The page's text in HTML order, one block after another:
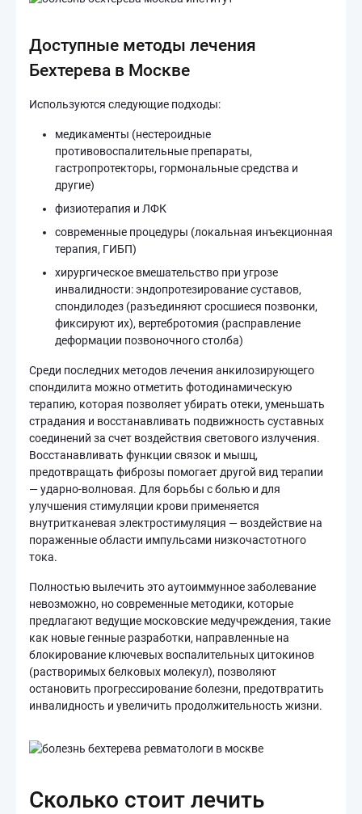
Доступные методы лечения
Бехтерева в Москве
Используются следующие подходы:
медикаменты (нестероидные
противовоспалительные препараты,
гастропротекторы, гормональные средства и
другие)
физиотерапия и ЛФК
современные процедуры (локальная инъекционная
терапия, ГИБП)
хирургическое вмешательство при угрозе
инвалидности: эндопротезирование суставов,
спондилодез (разъединяют сросшиеся позвонки,
фиксируют их), вертебротомия (расправление
деформации позвоночного столба)
Среди последних методов лечения анкилозирующего
спондилита можно отметить фотодинамическую
терапию, которая позволяет убирать отеки, уменьшать
страдания и восстанавливать подвижность суставных
соединений за счет воздействия светового излучения.
Восстанавливать функции связок и мышц,
предотвращать фиброзы помогает другой вид терапии
— ударно-волновая. Для борьбы с болью и для
улучшения стимуляции крови применяется
внутритканевая электростимуляция — воздействие на
пораженные области импульсами низкочастотного
тока.
Полностью вылечить это аутоиммунное заболевание
невозможно, но современные методики, которые
предлагают ведущие московские медучреждения, такие
как новые генные разработки, направленные на
блокирование ключевых воспалительных цитокинов
(растворимых белковых молекул), позволяют
остановить прогрессирование болезни, предотвратить
инвалидность и увеличить продолжительность жизни.
Сколько стоит лечить